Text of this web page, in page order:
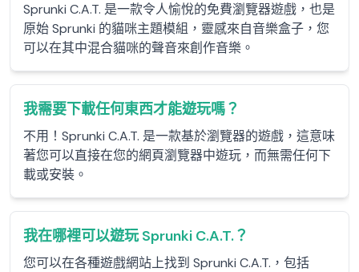
Sprunki C.A.T. 是一款令人愉悅的免費瀏覽器遊戲，也是
原始 Sprunki 的貓咪主題模組，靈感來自音樂盒子，您
可以在其中混合貓咪的聲音來創作音樂。
我需要下載任何東西才能遊玩嗎？
不用！Sprunki C.A.T. 是一款基於瀏覽器的遊戲，這意味
著您可以直接在您的網頁瀏覽器中遊玩，而無需任何下
載或安裝。
我在哪裡可以遊玩 Sprunki C.A.T.？
您可以在各種遊戲網站上找到 Sprunki C.A.T.，包括